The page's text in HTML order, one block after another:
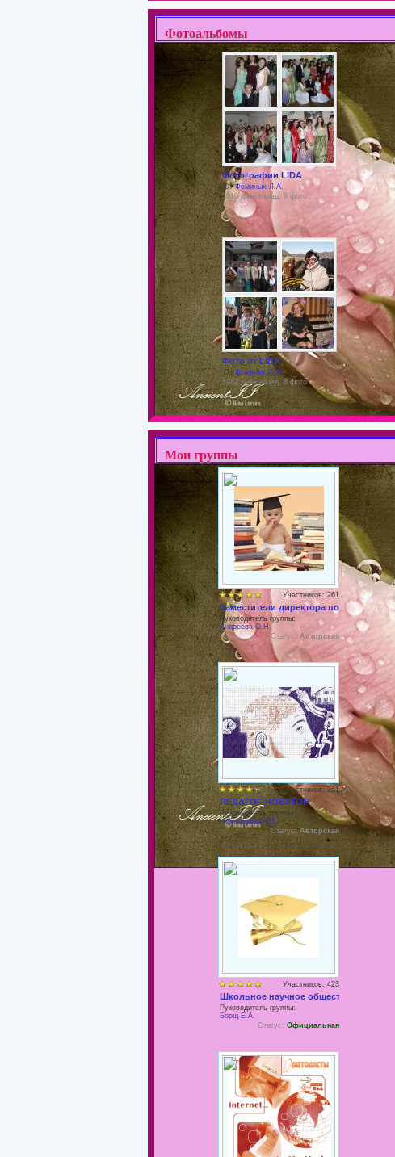
Фотоальбомы
Фотографии LIDA
ОтФоминых Л.А.
5910 дней назад, 9 фото
Фото от LIDA
От Фоминых Л.А.
5982 дней назад, 8 фото
Мои группы
Участников: 261
Заместители директора по
Руководитель группы:
Андреева О.Н.
Статус: Авторская
Участников: 251
ПЕДАГОГ-НОВАТОР
Руководитель группы:
Новокрещин Б.Г.
Статус:Авторская
Участников: 423
Школьное научное общество
Руководитель группы:
Борщ Е.А.
Статус: Официальная